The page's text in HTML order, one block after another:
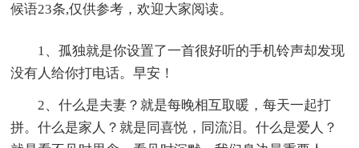
候语23条,仅供参考，欢迎大家阅读。
1、孤独就是你设置了一首很好听的手机铃声却发现
没有人给你打电话。早安！
2、什么是夫妻？就是每晚相互取暖，每天一起打
拼。什么是家人？就是同喜悦，同流泪。什么是爱人？